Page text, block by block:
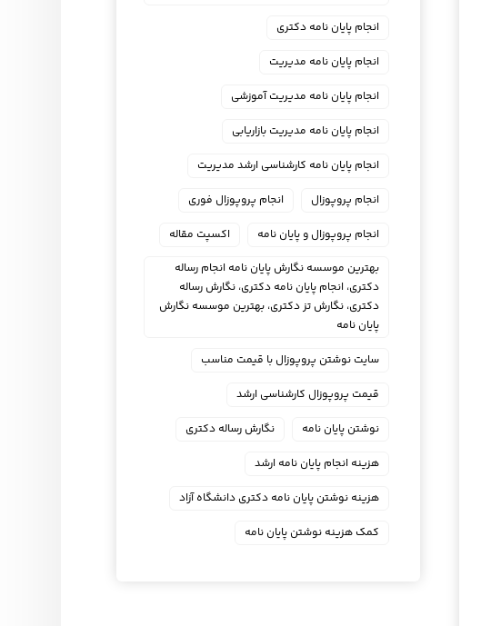
انجام پایان نامه دکتری
انجام پایان نامه مدیریت
انجام پایان نامه مدیریت آموزشی
انجام پایان نامه مدیریت بازاریابی
انجام پایان نامه کارشناسی ارشد مدیریت
انجام پروپوزال
انجام پروپوزال فوری
انجام پروپوزال و پایان نامه
اکسپت مقاله
بهترین موسسه نگارش پایان نامه انجام رساله
دکتری، انجام پایان نامه دکتری، نگارش رساله
دکتری، نگارش تز دکتری، بهترین موسسه نگارش
پایان نامه
سایت نوشتن پروپوزال با قیمت مناسب
قیمت پروپوزال کارشناسی ارشد
نوشتن پایان نامه
نگارش رساله دکتری
هزینه انجام پایان نامه ارشد
هزینه نوشتن پایان نامه دکتری دانشگاه آزاد
کمک هزینه نوشتن پایان نامه